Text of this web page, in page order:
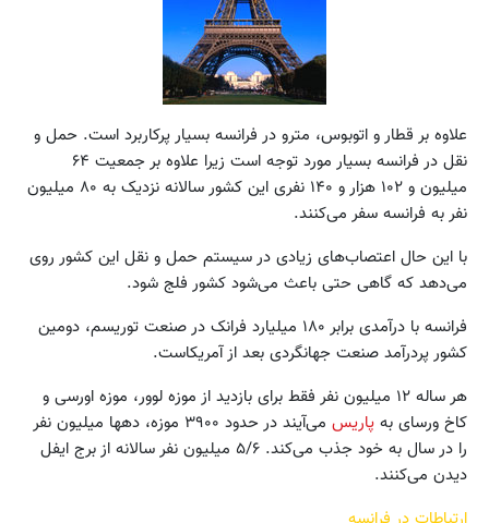
علاوه بر قطار و اتوبوس، مترو در فرانسه بسیار پرکاربرد است. حمل و
نقل در فرانسه بسیار مورد توجه است زیرا علاوه بر جمعیت ۶۴
میلیون و ۱۰۲ هزار و ۱۴۰ نفری این کشور سالانه نزدیک به ۸۰ میلیون
نفر به فرانسه سفر می‌کنند.
با این حال اعتصاب‌های زیادی در سیستم حمل و نقل این کشور روی
می‌دهد که گاهی حتی باعث می‌شود کشور فلج شود.
فرانسه با درآمدی برابر ۱۸۰ میلیارد فرانک در صنعت توریسم، دومین
کشور پردرآمد صنعت جهانگردی بعد از آمریکاست.
هر ساله ۱۲ میلیون نفر فقط برای بازدید از موزه لوور، موزه اورسی و
کاخ ورسای به پاریس
می‌آیند در حدود ۳۹۰۰ موزه، دهها میلیون نفر
را در سال به خود جذب می‌کند. ۵/۶ میلیون نفر سالانه از برج ایفل
دیدن می‌کنند.